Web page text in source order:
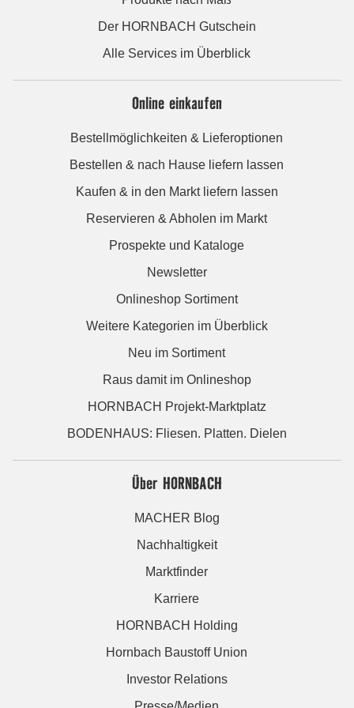
Der HORNBACH Gutschein
Alle Services im Überblick
Online einkaufen
Bestellmöglichkeiten & Lieferoptionen
Bestellen & nach Hause liefern lassen
Kaufen & in den Markt liefern lassen
Reservieren & Abholen im Markt
Prospekte und Kataloge
Newsletter
Onlineshop Sortiment
Weitere Kategorien im Überblick
Neu im Sortiment
Raus damit im Onlineshop
HORNBACH Projekt-Marktplatz
BODENHAUS: Fliesen. Platten. Dielen
Über HORNBACH
MACHER Blog
Nachhaltigkeit
Marktfinder
Karriere
HORNBACH Holding
Hornbach Baustoff Union
Investor Relations